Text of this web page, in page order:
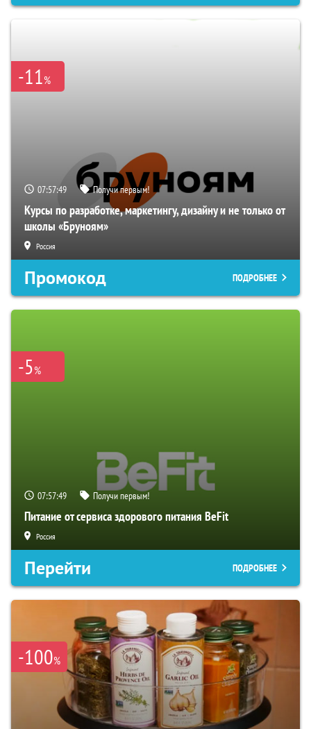
-11%
07:57:48 Получи первым!
Курсы по разработке, маркетингу, дизайну и не только от
школы «Бруноям»
Россия
Промокод ПОДРОБНЕЕ
-5%
07:57:48 Получи первым!
Питание от сервиса здорового питания BeFit
Россия
Перейти ПОДРОБНЕЕ
-100%